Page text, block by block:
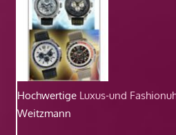
Hochwertige Luxus-und
Weitzmann